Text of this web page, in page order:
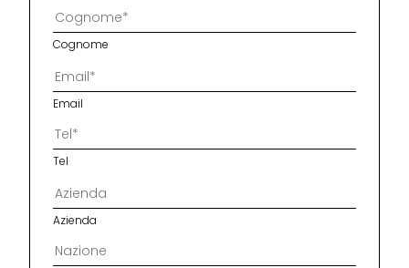
Cognome
Email
Tel
Azienda